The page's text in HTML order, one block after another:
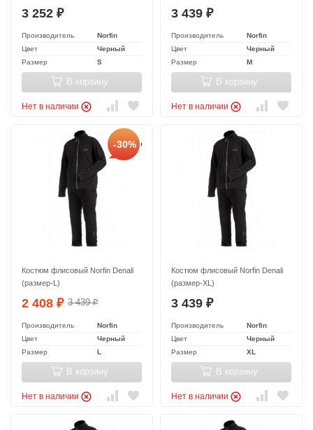
3 252 ₽
Производитель
Norfin
Цвет
Черный
Размер
S
В корзину
Нет в наличии
3 439 ₽
Производитель
Norfin
Цвет
Черный
Размер
M
В корзину
Нет в наличии
-30%
Костюм флисовый Norfin Denali
(размер-L)
2 408 ₽ 3 439₽
Производитель
Norfin
Цвет
Черный
Размер
L
В корзину
Нет в наличии
Костюм флисовый Norfin Denali
(размер-XL)
3 439 ₽
Производитель
Norfin
Цвет
Черный
Размер
XL
В корзину
Нет в наличии